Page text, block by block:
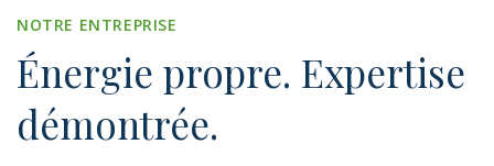
NOTRE ENTREPRISE
Énergie propre. Expertise
démontrée.